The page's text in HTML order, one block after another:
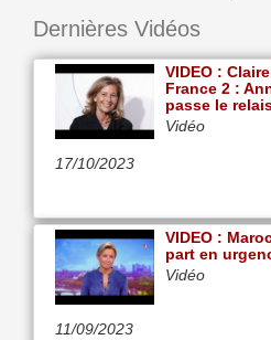
Dernières Vidéos
17/10/2023
VIDEO :
France 2 :
passe le
Vidéo
11/09/2023
VIDEO :
part en
Vidéo